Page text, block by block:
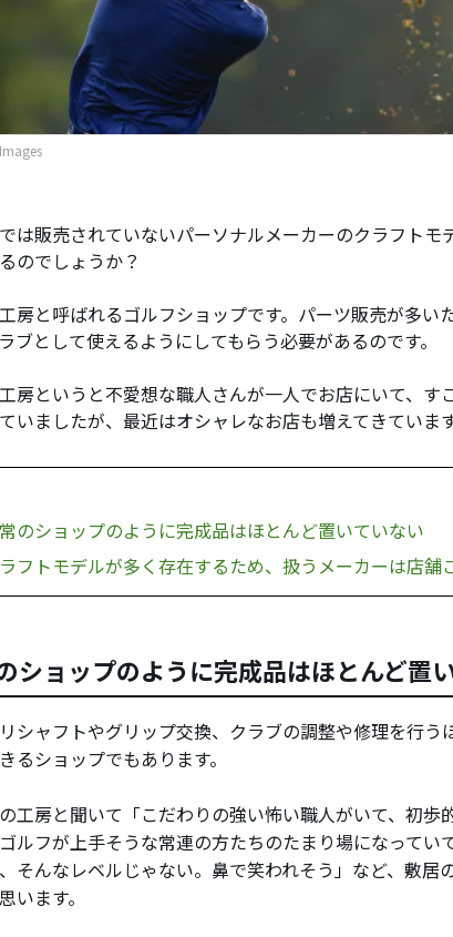
は販売されていないパーソナルメーカーのクラフトモ
のでしょうか？
房と呼ばれるゴルフショップです。パーツ販売が多い
ブとして使えるようにしてもらう必要があるのです。
房というと不愛想な職人さんが一人でお店にいて、す
いましたが、最近はオシャレなお店も増えてきています
のショップのように完成品はほとんど置いていない
フトモデルが多く存在するため、扱うメーカーは店舗
ショップのように完成品はほとんど置
シャフトやグリップ交換、クラブの調整や修理を行う
るショップでもあります。
工房と聞いて「こだわりの強い怖い職人がいて、初歩
ルフが上手そうな常連の方たちのたまり場になってい
、そんなレベルじゃない。鼻で笑われそう」など、敷居
います。